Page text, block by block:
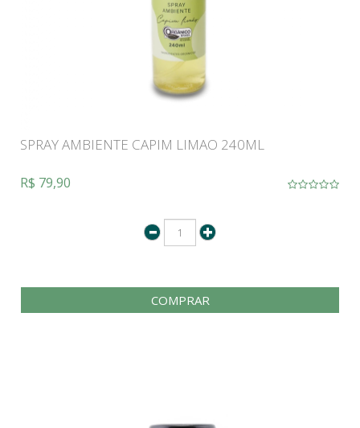
SPRAY AMBIENTE CAPIM LIMAO 240ML
R$ 79,90
COMPRAR